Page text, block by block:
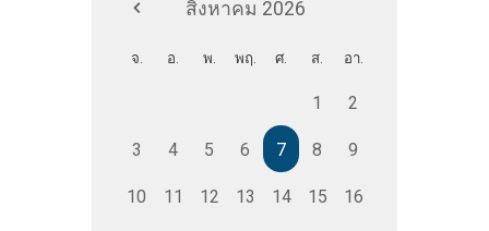
สิงหาคม 2026
จ. อ. พ. พฤ. ศ. ส. อา.
1 2
3 4 5 6 7 8 9
10 11 12 13 14 15 16